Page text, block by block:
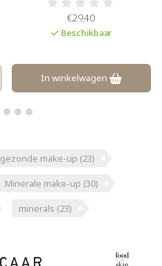
Verzacht de lijnen door met een
borsteltje door de wenkbrauwen
heen te kammen.
€29,40
Beschikbaar
In winkelwagen
gezonde make-up (23)
Minerale make-up (30)
minerals (23)